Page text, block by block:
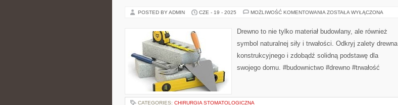
POSTED BY ADMIN CZE - 19 - 2025 MOŻLIWOŚĆ KOMENTOWANIA ZALETY
NATURALNA
BUDOWNICTWA
ZOSTAŁA WYŁĄCZONA
Drewno to nie tylko materiał budowlany, ale również
symbol naturalnej siły i trwałości. Odkryj zalety drewna
konstrukcyjnego i zdobądź solidną podstawę dla
swojego domu. #budownictwo #drewno #trwałość
CATEGORIES: CHIRURGIA STOMATOLOGICZNA